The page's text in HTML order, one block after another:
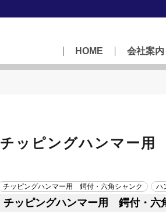
HOME 会社案内
チッピングハンマー用
チッピングハンマー用 鍔付・六角シャンク ハ
チッピングハンマー用 鍔付・六